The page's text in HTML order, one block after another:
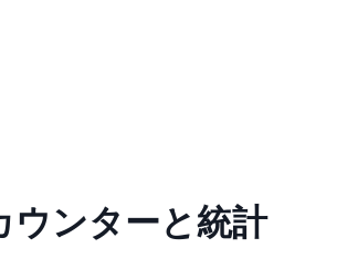
ンターと統計